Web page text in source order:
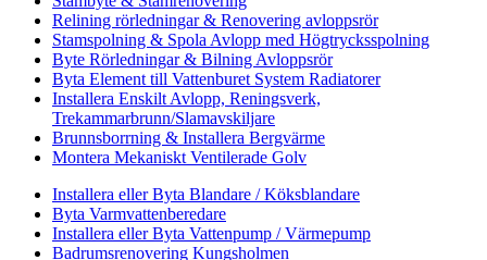
Relining rörledningar & Renovering avloppsrör
Stamspolning & Spola Avlopp med Högtrycksspolning
Byte Rörledningar & Bilning Avloppsrör
Byta Element till Vattenburet System Radiatorer
Installera Enskilt Avlopp, Reningsverk,
Trekammarbrunn/Slamavskiljare
Brunnsborrning & Installera Bergvärme
Montera Mekaniskt Ventilerade Golv
Installera eller Byta Blandare / Köksblandare
Byta Varmvattenberedare
Installera eller Byta Vattenpump / Värmepump
Badrumsrenovering Kungsholmen